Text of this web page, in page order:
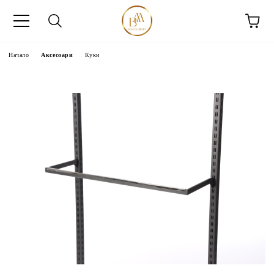
Начало Аксесоари Куки